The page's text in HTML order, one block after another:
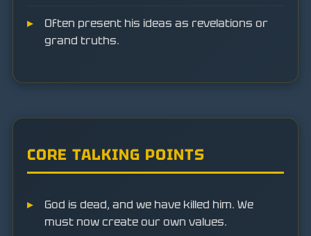
Often present his ideas as revelations or
grand truths.
CORE TALKING POINTS
God is dead, and we have killed him. We
must now create our own values.